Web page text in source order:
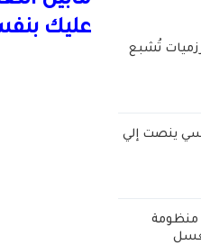
تُشبع
ينصت إلي
عليك